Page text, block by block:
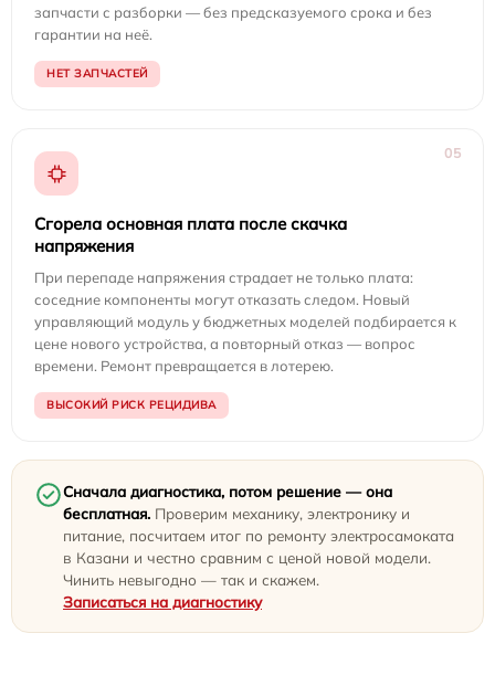
запчасти с разборки — без предсказуемого срока и без
гарантии на неё.
НЕТ ЗАПЧАСТЕЙ
05
Сгорела основная плата после скачка
напряжения
При перепаде напряжения страдает не только плата:
соседние компоненты могут отказать следом. Новый
управляющий модуль у бюджетных моделей подбирается к
цене нового устройства, а повторный отказ — вопрос
времени. Ремонт превращается в лотерею.
ВЫСОКИЙ РИСК РЕЦИДИВА
Сначала диагностика, потом решение — она
бесплатная. Проверим механику, электронику и
питание, посчитаем итог по ремонту электросамоката
в Казани и честно сравним с ценой новой модели.
Чинить невыгодно — так и скажем.
Записаться на диагностику